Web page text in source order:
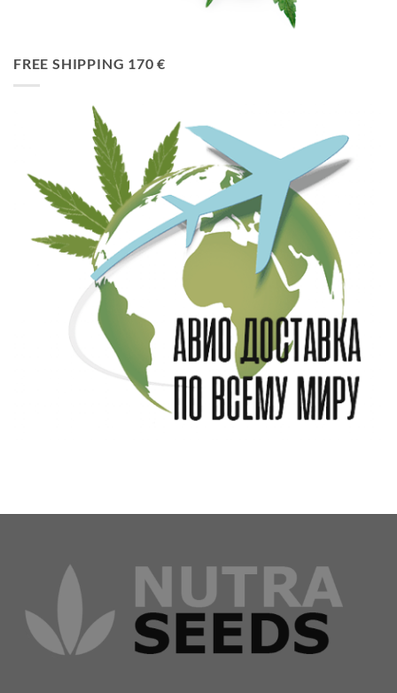
FREE SHIPPING 170 €